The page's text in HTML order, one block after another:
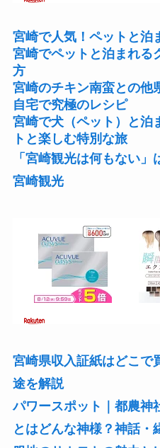
宮崎で人気！ペットと泊
宮崎でペットと泊まれる
方
宮崎のチキン南蛮との他
自宅で究極のレシピ
宮崎で犬（ペット）と泊
トと楽しむ特別な旅
「宮崎観光は何もない
宮崎観光
宮崎県収入証紙はどこで
途を解説
パワースポット｜都農神
とはどんな神様？神話・